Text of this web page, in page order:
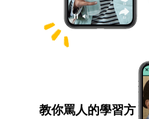
教你罵人的學習方